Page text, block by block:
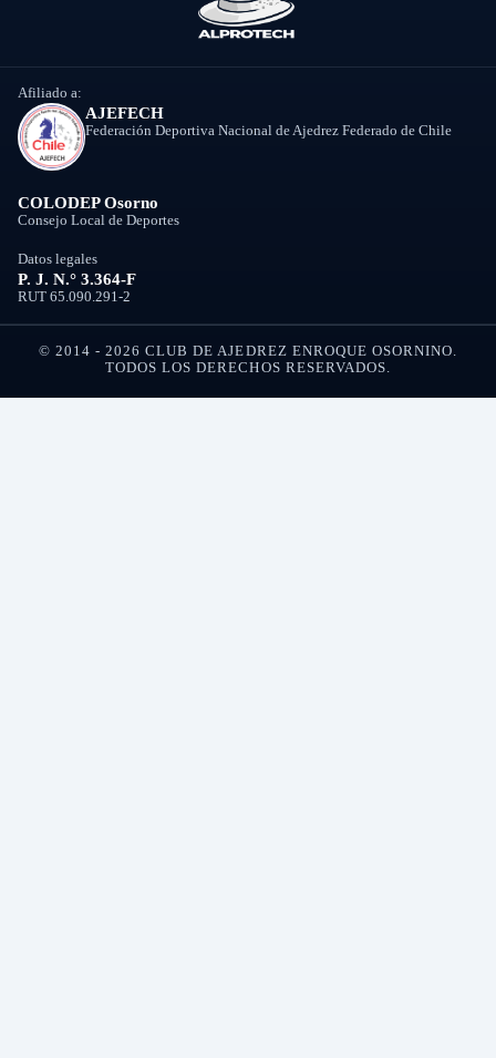
Afiliado a:
AJEFECH
Federación Deportiva Nacional de Ajedrez Federado de Chile
COLODEP Osorno
Consejo Local de Deportes
Datos legales
P. J. N.° 3.364-F
RUT 65.090.291-2
© 2014 - 2026 CLUB DE AJEDREZ ENROQUE OSORNINO.
TODOS LOS DERECHOS RESERVADOS.